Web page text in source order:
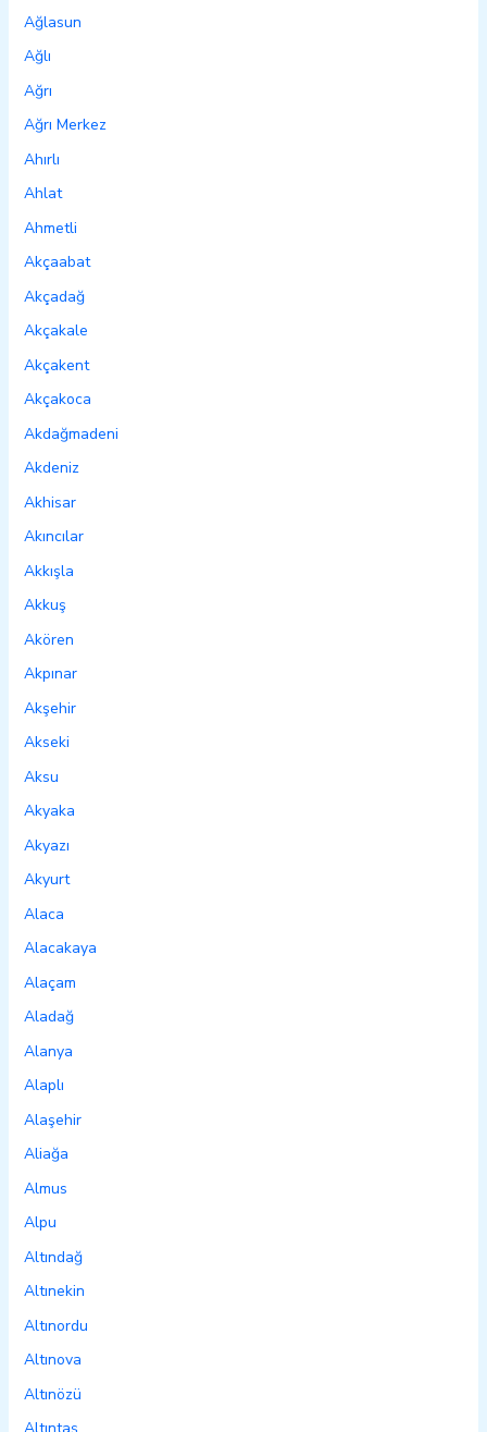
Ağlasun
Ağlı
Ağrı
Ağrı Merkez
Ahırlı
Ahlat
Ahmetli
Akçaabat
Akçadağ
Akçakale
Akçakent
Akçakoca
Akdağmadeni
Akdeniz
Akhisar
Akıncılar
Akkışla
Akkuş
Akören
Akpınar
Akşehir
Akseki
Aksu
Akyaka
Akyazı
Akyurt
Alaca
Alacakaya
Alaçam
Aladağ
Alanya
Alaplı
Alaşehir
Aliağa
Almus
Alpu
Altındağ
Altınekin
Altınordu
Altınova
Altınözü